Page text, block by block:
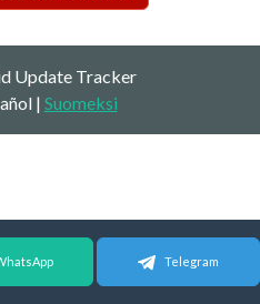
Update Tracker
| Suomeksi
Telegram